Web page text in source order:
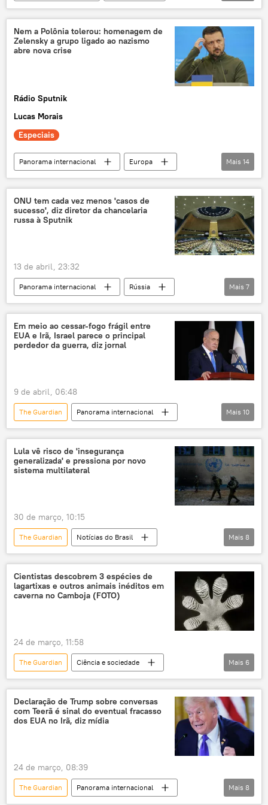
Donald Trump
Estados Unidos
Brasil
Pix
tarifaço
exclusiva
EUA
tarifas
brasileiros
opinião
Nem a Polônia tolerou: homenagem de
Zelensky a grupo ligado ao nazismo
abre nova crise
Rádio Sputnik
Lucas Morais
Especiais
Panorama internacional
Europa
Rússia
Vladimir Zelensky
Stepan Bandera
Kiev
Ucrânia
Forças Armadas
operação militar
Mundioka
Mais 14
ONU tem cada vez menos 'casos de
sucesso', diz diretor da chancelaria
russa à Sputnik
13 de abril, 23:32
Panorama internacional
Rússia
Luiz Inácio Lula da Silva
Ucrânia
Oriente Médio
Organização das Nações Unidas
Mais 7
Em meio ao cessar-fogo frágil entre
EUA e Irã, Israel parece o principal
perdedor da guerra, diz jornal
9 de abril, 06:48
The Guardian
Panorama internacional
Benjamin Netanyahu
Yair Golan
Yair Lapid
Estados Unidos
trégua
Mais 10
Lula vê risco de 'insegurança
generalizada' e pressiona por novo
sistema multilateral
30 de março, 10:15
The Guardian
Notícias do Brasil
Américas
Reino Unido
Luiz Inácio Lula da Silva
política internacional
ONU
CSNU
Mais 8
Cientistas descobrem 3 espécies de
lagartixas e outros animais inéditos em
caverna no Camboja (FOTO)
24 de março, 11:58
The Guardian
Ciência e sociedade
Ciência e Tecnologia
Camboja
animais
serpente
espécies
lagarto
Mais 6
Declaração de Trump sobre conversas
com Teerã é sinal do eventual fracasso
dos EUA no Irã, diz mídia
24 de março, 08:39
The Guardian
Panorama internacional
Mais 8